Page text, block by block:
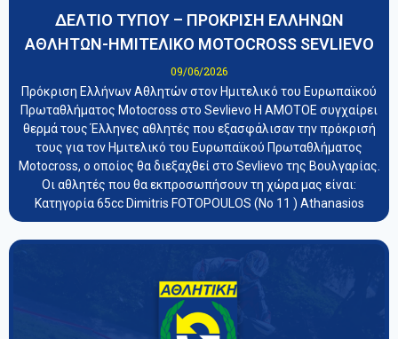
ΔΕΛΤΙΟ ΤΥΠΟΥ – ΠΡΟΚΡΙΣΗ ΕΛΛΗΝΩΝ
ΑΘΛΗΤΩΝ-ΗΜΙΤΕΛΙΚΟ MOTOCROSS SEVLIEVO
09/06/2026
Πρόκριση Ελλήνων Αθλητών στον Ημιτελικό του Ευρωπαϊκού
Πρωταθλήματος Motocross στο Sevlievo Η ΑΜΟΤΟΕ συγχαίρει
θερμά τους Έλληνες αθλητές που εξασφάλισαν την πρόκρισή
τους για τον Ημιτελικό του Ευρωπαϊκού Πρωταθλήματος
Motocross, ο οποίος θα διεξαχθεί στο Sevlievo της Βουλγαρίας.
Οι αθλητές που θα εκπροσωπήσουν τη χώρα μας είναι:
Κατηγορία 65cc Dimitris FOTOPOULOS (Νο 11 ) Athanasios